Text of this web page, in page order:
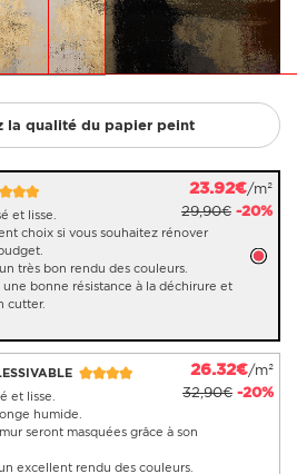
la qualité du papier peint
23.92€/m²
29,90€ -20%
et lisse.
choix si vous souhaitez rénover
très bon rendu des couleurs.
bonne résistance à la déchirure et
cutter.
26.32€/m²
32,90€ -20%
et lisse.
humide.
seront masquées grâce à son
excellent rendu des couleurs.